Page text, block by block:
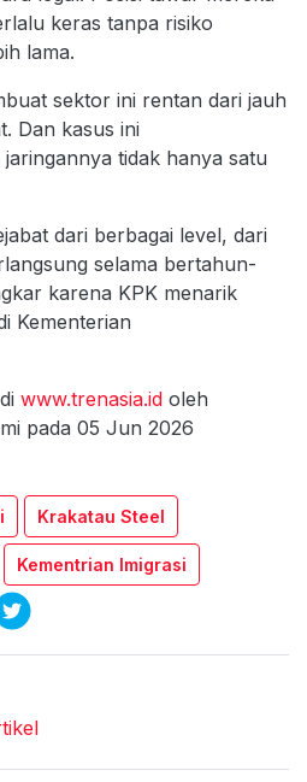
keras tanpa risiko
lama.
sektor ini rentan dari jauh
Dan kasus ini
tidak hanya satu
dari berbagai level, dari
selama bertahun-
karena KPK menarik
Kementerian
www.trenasia.id oleh
pada 05 Jun 2026
Krakatau Steel
Kementrian Imigrasi